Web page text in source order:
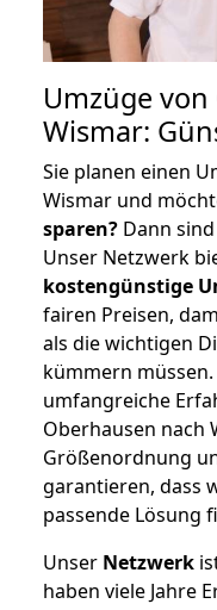
Umzüge
Wismar:
Sie planen einen
Wismar und
sparen? Dann
Unser Netzwerk
kostengünstige
fairen Preisen,
als die wichtigen
kümmern
umfangreiche
Oberhausen nach
Größenordnung
garantieren, dass
passende Lösung
Unser Netzwerk
haben viele Jahre